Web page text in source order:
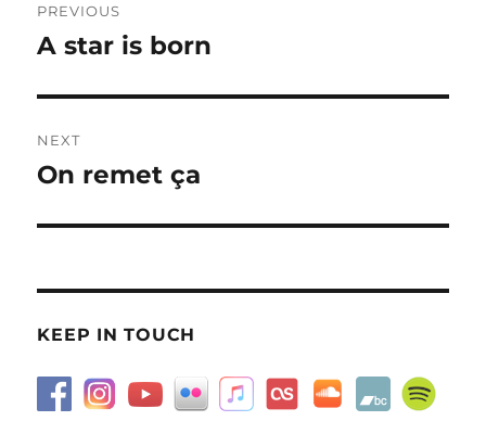
navigation
PREVIOUS
Previous
A star is born
NEXT
Next
On remet ça
KEEP IN TOUCH